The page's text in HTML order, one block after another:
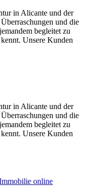
in Alicante und der
und die
begleitet zu
Unsere Kunden
in Alicante und der
und die
begleitet zu
Unsere Kunden
online